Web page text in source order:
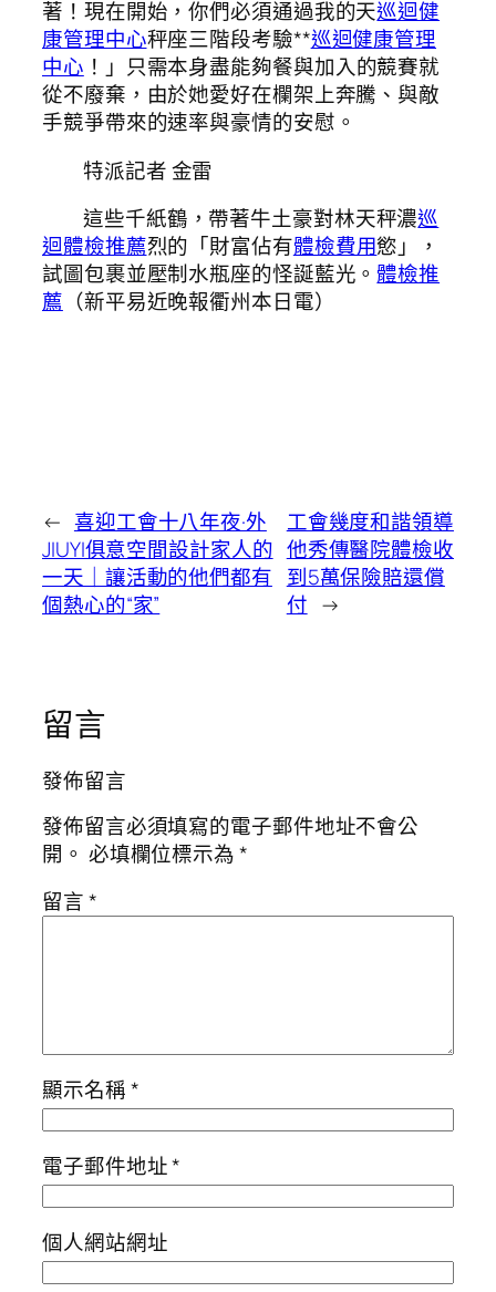
著！現在開始，你們必須通過我的天巡迴健
康管理中心秤座三階段考驗**巡迴健康管理
中心 ！」只需本身盡能夠餐與加入的競賽就
從不廢棄，由於她愛好在欄架上奔騰、與敵
手競爭帶來的速率與豪情的安慰。
特派記者 金雷
這些千紙鶴，帶著牛土豪對林天秤濃巡
迴體檢推薦烈的「財富佔有體檢費用慾」，
試圖包裹並壓制水瓶座的怪誕藍光。 體檢推
薦 （新平易近晚報衢州本日電）
← 喜迎工會十八年夜·外
JIUYI俱意空間設計家人的
一天｜讓活動的他們都有
個熱心的“家”
工會幾度和諧領導
他秀傳醫院體檢收
到5萬保險賠還償
付 →
留言
發佈留言
發佈留言必須填寫的電子郵件地址不會公
開。 必填欄位標示為*
留言*
顯示名稱*
電子郵件地址*
個人網站網址